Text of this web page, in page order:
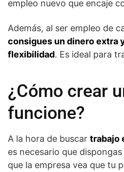
empleo nuevo que encaje
Además, al ser empleo de
consigues un dinero extra
flexibilidad. Es ideal para
¿Cómo crear
funcione?
A la hora de buscar trabajo
es necesario que
que la empresa vea que tu